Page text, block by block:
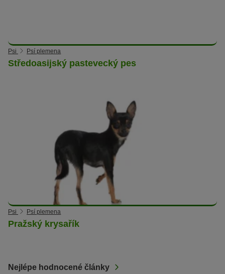
Psi Psí plemena
Středoasijský pastevecký pes
Psi Psí plemena
Pražský krysařík
Nejlépe hodnocené články